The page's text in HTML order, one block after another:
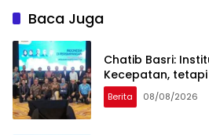
Baca Juga
Chatib Basri:
Kecepatan,
Berita 08/08/2026